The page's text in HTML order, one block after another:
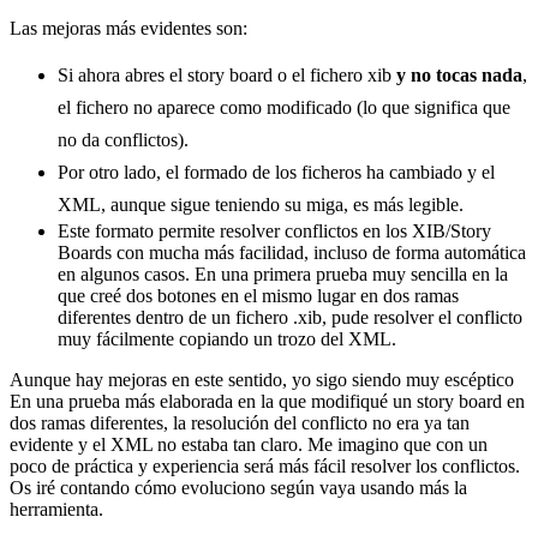
Las mejoras más evidentes son:
Si ahora abres el story board o el fichero xib y no tocas nada,
el fichero no aparece como modificado (lo que significa que
no da conflictos).
Por otro lado, el formado de los ficheros ha cambiado y el
XML, aunque sigue teniendo su miga, es más legible.
Este formato permite resolver conflictos en los XIB/Story
Boards con mucha más facilidad, incluso de forma automática
en algunos casos. En una primera prueba muy sencilla en la
que creé dos botones en el mismo lugar en dos ramas
diferentes dentro de un fichero .xib, pude resolver el conflicto
muy fácilmente copiando un trozo del XML.
Aunque hay mejoras en este sentido, yo sigo siendo muy escéptico
En una prueba más elaborada en la que modifiqué un story board en
dos ramas diferentes, la resolución del conflicto no era ya tan
evidente y el XML no estaba tan claro. Me imagino que con un
poco de práctica y experiencia será más fácil resolver los conflictos.
Os iré contando cómo evoluciono según vaya usando más la
herramienta.